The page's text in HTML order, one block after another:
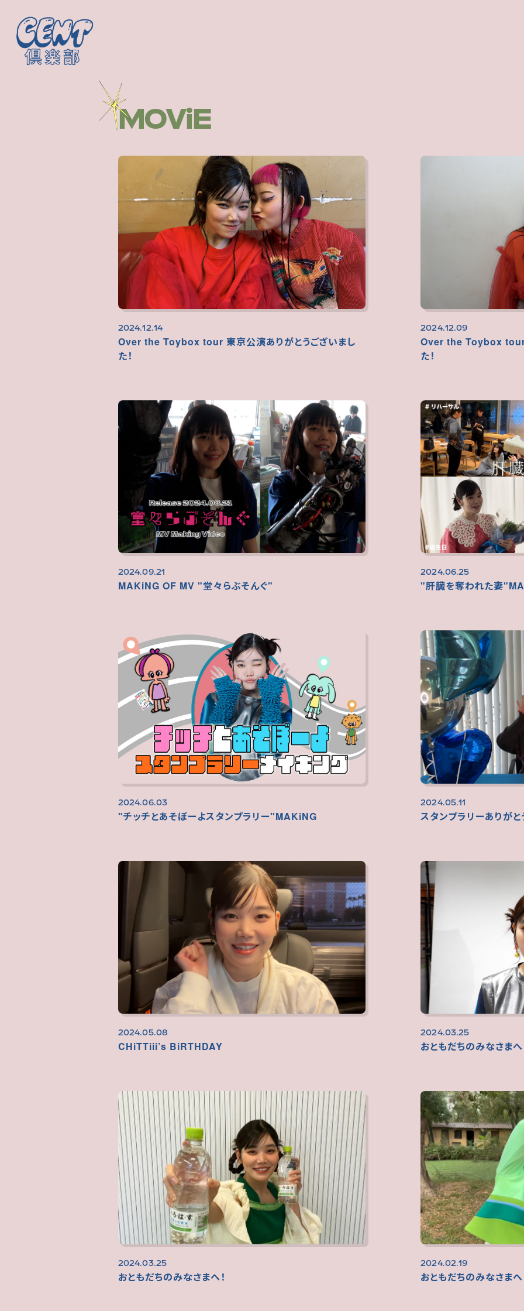
MOViE
2024.12.14
Over the Toybox tour 東京公演ありがとうございまし
た！
2024.12.09
Over the Toybox tour
た！
2024.09.21
MAKiNG OF MV "堂々らぶそんぐ"
2024.06.25
"肝臓を奪われた妻
2024.06.03
"チッチとあそぼーよスタンプラリー"MAKiNG
2024.05.11
スタンプラリーありがと
2024.05.08
CHiTTiii’s BiRTHDAY
2024.03.25
おともだちのみなさまへ
2024.03.25
おともだちのみなさまへ！
2024.02.19
おともだちのみなさまへ